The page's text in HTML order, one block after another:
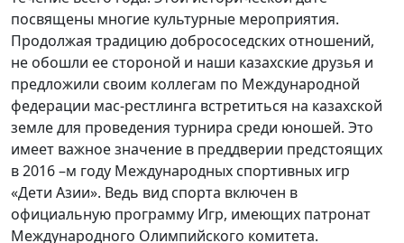
посвящены многие культурные мероприятия.
Продолжая традицию добрососедских отношений,
не обошли ее стороной и наши казахские друзья и
предложили своим коллегам по Международной
федерации мас-рестлинга встретиться на казахской
земле для проведения турнира среди юношей. Это
имеет важное значение в преддверии предстоящих
в 2016 –м году Международных спортивных игр
«Дети Азии». Ведь вид спорта включен в
официальную программу Игр, имеющих патронат
Международного Олимпийского комитета.